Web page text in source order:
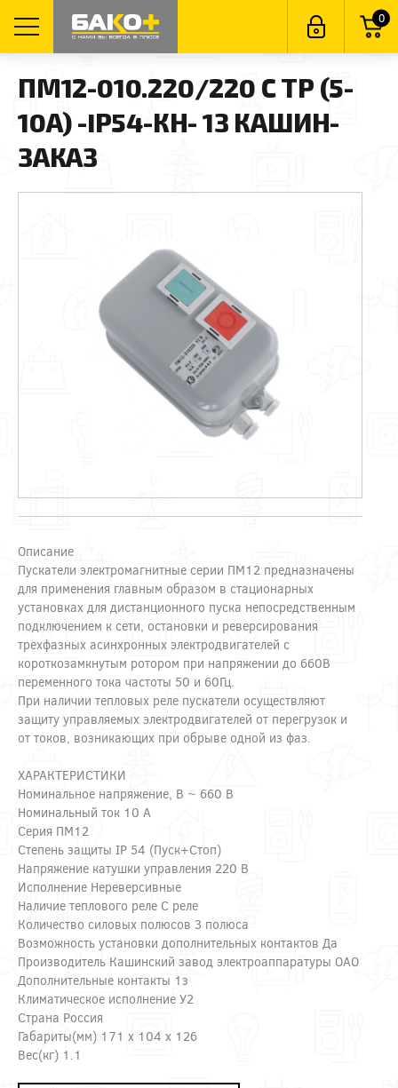
0
ПМ12-010.220/220 С ТР (5-
10А) -IP54-КН- 1З КАШИН-
ЗАКАЗ
Описание
Пускатели электромагнитные серии ПМ12 предназначены
для применения главным образом в стационарных
установках для дистанционного пуска непосредственным
подключением к сети, остановки и реверсирования
трехфазных асинхронных электродвигателей с
короткозамкнутым ротором при напряжении до 660В
переменного тока частоты 50 и 60Гц.
При наличии тепловых реле пускатели осуществляют
защиту управляемых электродвигателей от перегрузок и
от токов, возникающих при обрыве одной из фаз.
ХАРАКТЕРИСТИКИ
Номинальное напряжение, В ~ 660 В
Номинальный ток 10 А
Серия ПМ12
Степень защиты IP 54 (Пуск+Стоп)
Напряжение катушки управления 220 В
Исполнение Нереверсивные
Наличие теплового реле С реле
Количество силовых полюсов 3 полюса
Возможность установки дополнительных контактов Да
Производитель Кашинский завод электроаппаратуры ОАО
Дополнительные контакты 1з
Климатическое исполнение У2
Страна Россия
Габариты(мм) 171 x 104 x 126
Вес(кг) 1.1